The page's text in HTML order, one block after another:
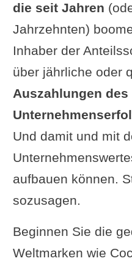
die seit Jahren
Jahrzehnten)
Inhaber der
über jährliche oder
Auszahlungen des
Und damit und mit
aufbauen können.
sozusagen.
Beginnen Sie die
Weltmarken wie